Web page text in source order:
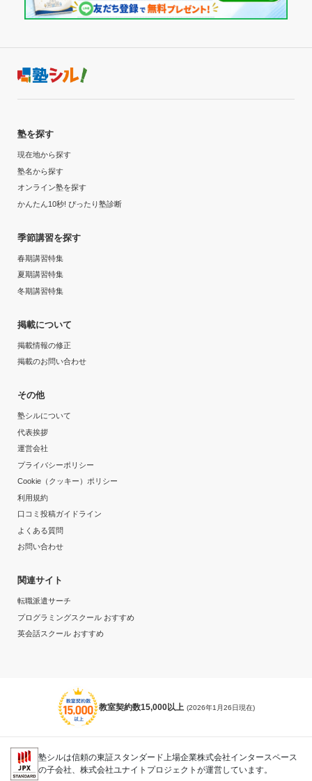
「、一日なにをやったのか復習して、次につながるよう
なことができたから
志望校と合格状況
第二志望校：
入塾時の学年
高校1年
受講コース
週3日
1日あたりの授業時間
1時間～2時間未満
月額料金
目的の達成理由
第1志望には受からなかったが、目標としていた医学部
に合格することができ、本格的に医師をめざすことがで
きたから。
志望校と合格状況
第一志望校：
塾を探す
現在地から探す
塾名から探す
オンライン塾を探す
かんたん10秒! ぴったり塾診断
季節講習を探す
春期講習特集
夏期講習特集
冬期講習特集
掲載について
掲載情報の修正
掲載のお問い合わせ
その他
塾シルについて
代表挨拶
運営会社
プライバシーポリシー
Cookie（クッキー）ポリシー
利用規約
口コミ投稿ガイドライン
よくある質問
お問い合わせ
関連サイト
転職派遣サーチ
プログラミングスクール おすすめ
英会話スクール おすすめ
教室契約数15,000以上 (2026年1月26日現在)
塾シルは信頼の東証スタンダード上場企業株式会社インタースペース
の子会社、株式会社ユナイトプロジェクトが運営しています。